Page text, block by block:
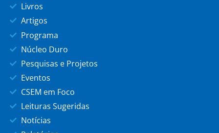
Livros
Artigos
Programa
Núcleo Duro
Pesquisas e Projetos
Eventos
CSEM em Foco
Leituras Sugeridas
Notícias